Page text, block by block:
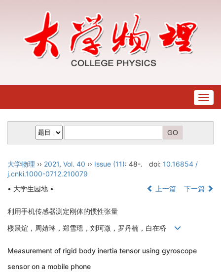
大学物理 ›› 2021, Vol. 40 ›› Issue (11): 48-. doi: 10.16854 /
j.cnki.1000-0712.210079
• 大学生园地 •
上一篇 下一篇
利用手机传感器测定刚体的惯性张量
楼晨煊，周婧琳，郑雪瑶，刘珂溦，罗丹楠，白在桥
Measurement of rigid body inertia tensor using gyroscope
sensor on a mobile phone